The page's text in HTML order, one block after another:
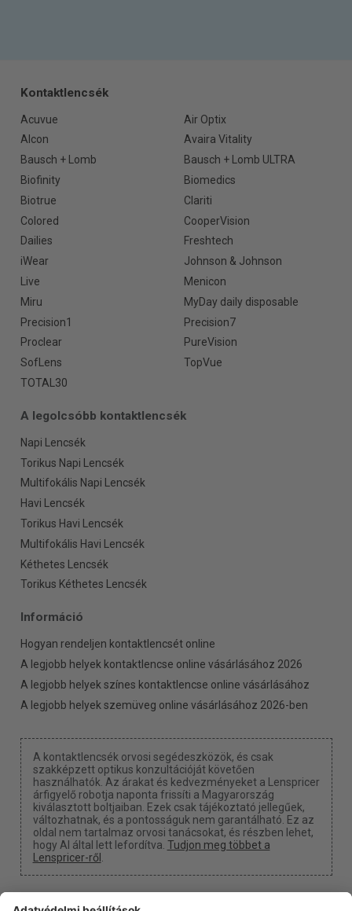
Kontaktlencsék
Acuvue
Air Optix
Alcon
Avaira Vitality
Bausch + Lomb
Bausch + Lomb ULTRA
Biofinity
Biomedics
Biotrue
Clariti
Colored
CooperVision
Dailies
Freshtech
iWear
Johnson & Johnson
Live
Menicon
Miru
MyDay daily disposable
Precision1
Precision7
Proclear
PureVision
SofLens
TopVue
TOTAL30
A legolcsóbb kontaktlencsék
Napi Lencsék
Torikus Napi Lencsék
Multifokális Napi Lencsék
Havi Lencsék
Torikus Havi Lencsék
Multifokális Havi Lencsék
Kéthetes Lencsék
Torikus Kéthetes Lencsék
Információ
Hogyan rendeljen kontaktlencsét online
A legjobb helyek kontaktlencse online vásárlásához 2026
A legjobb helyek színes kontaktlencse online vásárlásához
A legjobb helyek szemüveg online vásárlásához 2026-ben
A kontaktlencsék orvosi segédeszközök, és csak
szakképzett optikus konzultációját követően
használhatók. Az árakat és kedvezményeket a Lenspricer
árfigyelő robotja naponta frissíti a Magyarország
kiválasztott boltjaiban. Ezek csak tájékoztató jellegűek,
változhatnak, és a pontosságuk nem garantálható. Ez az
oldal nem tartalmaz orvosi tanácsokat, és részben lehet,
hogy AI által lett lefordítva. Tudjon meg többet a
Lenspricer-ről .